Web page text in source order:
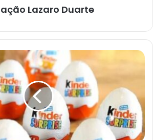
Lazaro Duarte